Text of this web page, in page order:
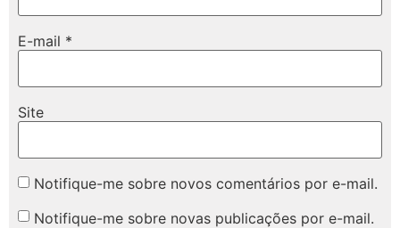
E-mail *
Site
Notifique-me sobre novos comentários por e-mail.
Notifique-me sobre novas publicações por e-mail.